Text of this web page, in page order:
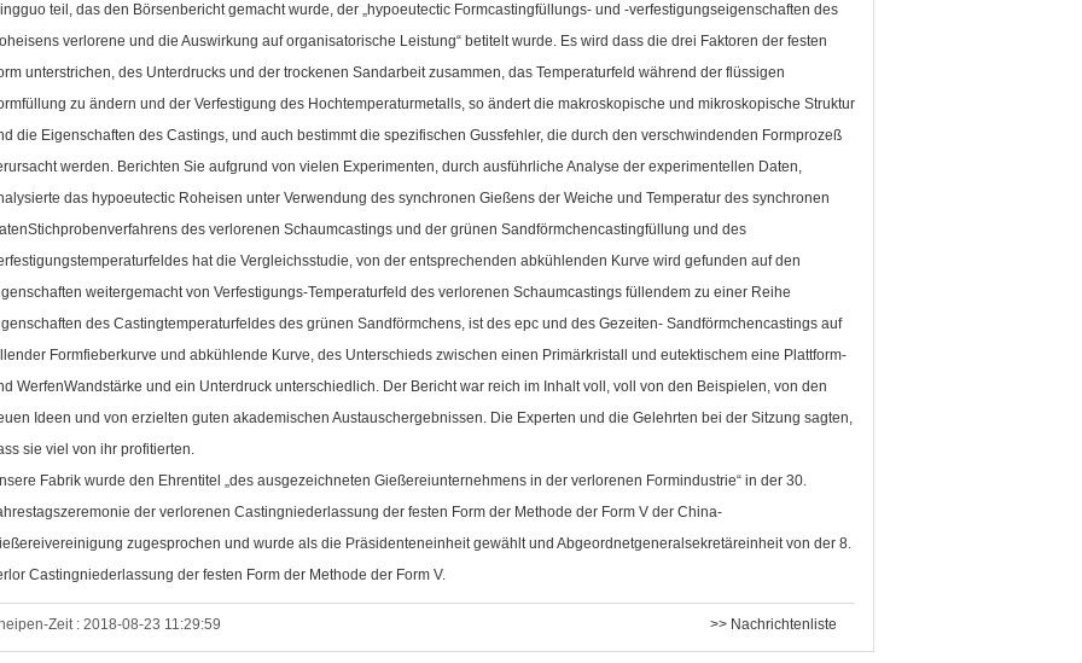
teil, das den Börsenbericht gemacht wurde, der „hypoeutectic Formcastingfüllungs- und -verfestigungseigenschaften des
verlorene und die Auswirkung auf organisatorische Leistung“ betitelt wurde. Es wird dass die drei Faktoren der festen
unterstrichen, des Unterdrucks und der trockenen Sandarbeit zusammen, das Temperaturfeld während der flüssigen
zu ändern und der Verfestigung des Hochtemperaturmetalls, so ändert die makroskopische und mikroskopische Struktur
die Eigenschaften des Castings, und auch bestimmt die spezifischen Gussfehler, die durch den verschwindenden Formprozeß
werden. Berichten Sie aufgrund von vielen Experimenten, durch ausführliche Analyse der experimentellen Daten,
das hypoeutectic Roheisen unter Verwendung des synchronen Gießens der Weiche und Temperatur des synchronen
des verlorenen Schaumcastings und der grünen Sandförmchencastingfüllung und des
hat die Vergleichsstudie, von der entsprechenden abkühlenden Kurve wird gefunden auf den
weitergemacht von Verfestigungs-Temperaturfeld des verlorenen Schaumcastings füllendem zu einer Reihe
des Castingtemperaturfeldes des grünen Sandförmchens, ist des epc und des Gezeiten- Sandförmchencastings auf
Formfieberkurve und abkühlende Kurve, des Unterschieds zwischen einen Primärkristall und eutektischem eine Plattform-
WerfenWandstärke und ein Unterdruck unterschiedlich. Der Bericht war reich im Inhalt voll, voll von den Beispielen, von den
Ideen und von erzielten guten akademischen Austauschergebnissen. Die Experten und die Gelehrten bei der Sitzung sagten,
sie viel von ihr profitierten.
Fabrik wurde den Ehrentitel „des ausgezeichneten Gießereiunternehmens in der verlorenen Formindustrie“ in der 30.
der verlorenen Castingniederlassung der festen Form der Methode der Form V der China-
zugesprochen und wurde als die Präsidenteneinheit gewählt und Abgeordnetgeneralsekretäreinheit von der 8.
Castingniederlassung der festen Form der Methode der Form V.
Zeit : 2018-08-23 11:29:59 >> Nachrichtenliste